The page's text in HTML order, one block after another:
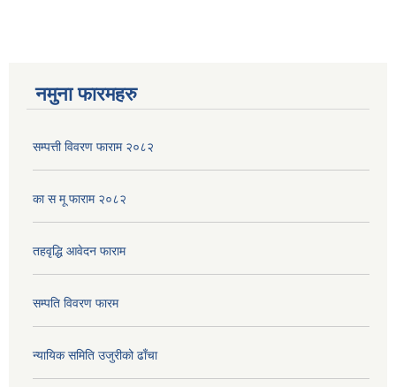
नमुना फारमहरु
सम्पत्ती विवरण फाराम २०८२
का स मू फाराम २०८२
तहवृद्धि आवेदन फाराम
सम्पति विवरण फारम
न्यायिक समिति उजुरीको ढाँचा